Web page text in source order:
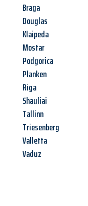
Braga
Douglas
Klaipeda
Mostar
Podgorica
Planken
Riga
Shauliai
Tallinn
Triesenberg
Valletta
Vaduz